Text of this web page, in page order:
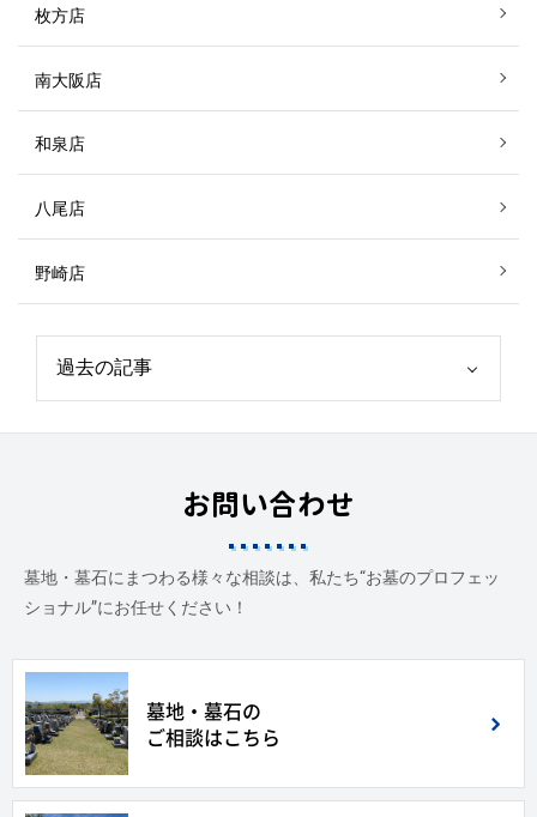
枚方店
南大阪店
和泉店
八尾店
野崎店
お問い合わせ
墓地・墓石にまつわる様々な相談は、私たち“お墓のプロフェッ
ショナル”にお任せください！
墓地・墓石の
ご相談はこちら